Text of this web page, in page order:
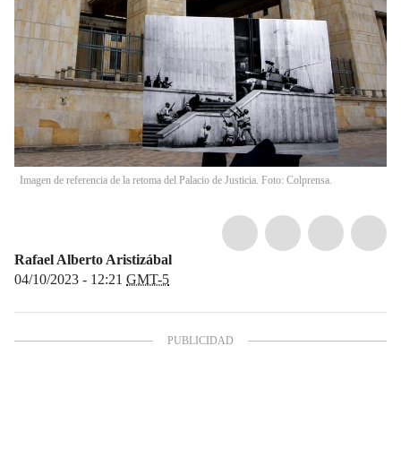
Imagen de referencia de la retoma del Palacio de Justicia. Foto: Colprensa.
Rafael Alberto Aristizábal
04/10/2023 - 12:21 GMT-5